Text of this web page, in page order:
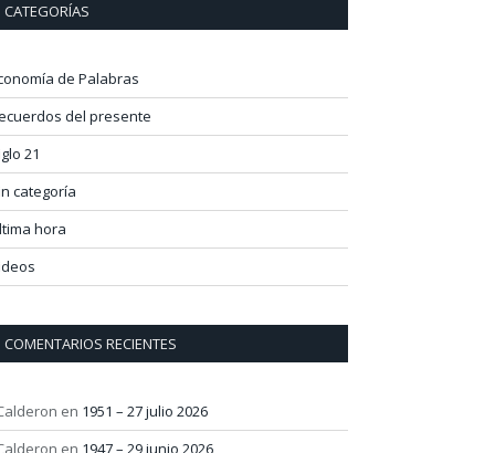
CATEGORÍAS
de Palabras
del presente
21
categoría
hora
COMENTARIOS RECIENTES
en 1951 – 27 julio 2026
en 1947 – 29 junio 2026